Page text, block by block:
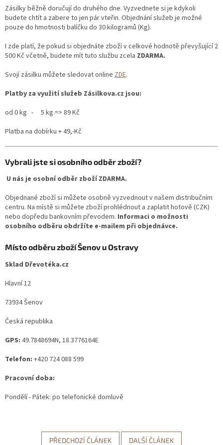
Zásilky běžně doručují do druhého dne. Vyzvednete si je kdykoli
budete chtít a zabere to jen pár vteřin. Objednání služeb je možné
pouze do hmotnosti balíčku do 30 kilogramů (Kg).
I zde platí, že pokud si objednáte zboží v celkové hodnotě převyšující 2
500 Kč včetně, budete mít tuto službu zcela ZDARMA.
Svojí zásilku můžete sledovat online ZDE.
Platby za využití služeb Zásilkova.cz jsou:
od 0 kg - 5 kg => 89 Kč
Platba na dobírku + 49,-Kč
Vybrali jste si osobního odběr zboží?
U nás je osobní odběr zboží ZDARMA.
Objednané zboží si můžete osobně vyzvednout v našem distribučním
centru. Na místě si můžete zboží prohlédnout a zaplatit hotově (CZK)
nebo dopředu bankovním převodem. Informaci o možnosti
osobního odběru obdržíte e-mailem při objednávce.
Místo odběru zboží Šenov u Ostravy
Sklad Dřevotéka.cz
Hlavní 12
73934 Šenov
Česká republika
GPS: 49.7848694N, 18.3776164E
Telefon: +420 724 088 599
Pracovní doba:
Pondělí - Pátek: po telefonické domluvě
PŘEDCHOZÍ ČLÁNEK DALŠÍ ČLÁNEK